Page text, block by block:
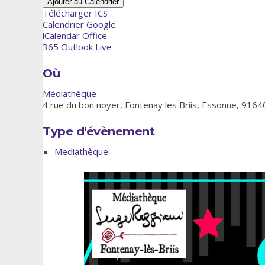
Télécharger ICS
Calendrier Google
iCalendar Office
365 Outlook Live
Où
Médiathèque
4 rue du bon noyer, Fontenay les Briis, Essonne,
Type d'évènement
Mediathèque